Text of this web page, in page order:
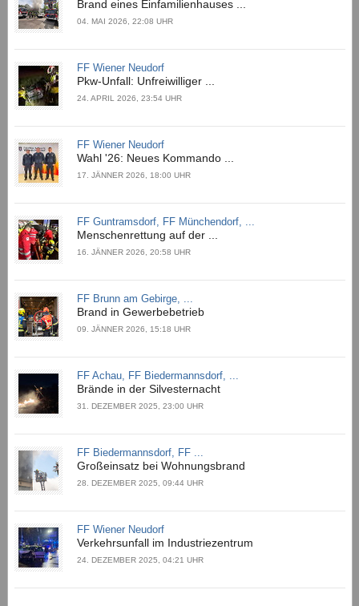
Brand eines Einfamilienhauses ...
04. MAI 2026, 22:08 UHR
FF Wiener Neudorf
Pkw-Unfall: Unfreiwilliger ...
24. APRIL 2026, 23:54 UHR
FF Wiener Neudorf
Wahl '26: Neues Kommando ...
17. JÄNNER 2026, 18:00 UHR
FF Guntramsdorf, FF Münchendorf, ...
Menschenrettung auf der ...
16. JÄNNER 2026, 20:58 UHR
FF Brunn am Gebirge, ...
Brand in Gewerbebetrieb
09. JÄNNER 2026, 15:18 UHR
FF Achau, FF Biedermannsdorf, ...
Brände in der Silvesternacht
31. DEZEMBER 2025, 23:00 UHR
FF Biedermannsdorf, FF ...
Großeinsatz bei Wohnungsbrand
28. DEZEMBER 2025, 09:44 UHR
FF Wiener Neudorf
Verkehrsunfall im Industriezentrum
24. DEZEMBER 2025, 04:21 UHR